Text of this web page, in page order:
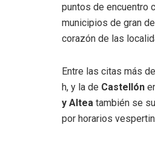
puntos de encuentro
municipios de gran
corazón de las
Entre las citas más
h, y la de Castellón
y Altea también se
por horarios